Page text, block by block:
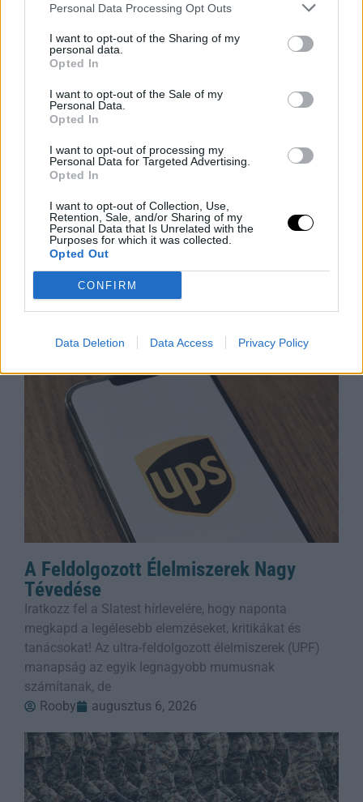
Personal Data Processing Opt Outs
I want to opt-out of the Sharing of my
personal data.
Opted In
I want to opt-out of the Sale of my
Personal Data.
Opted In
I want to opt-out of processing my
Personal Data for Targeted Advertising.
Opted In
I want to opt-out of Collection, Use,
Retention, Sale, and/or Sharing of my
Personal Data that Is Unrelated with the
Purposes for which it was collected.
Opted Out
CONFIRM
Data Deletion Data Access Privacy Policy
Siri AI a Csuklón: Az Apple Watch
Okosabbikra Vált
A Siri logója, balra, és az Apple mesterséges
intelligenciával továbbfejlesztett asszisztensének
vizuális felülete. Apple/Vanessa Hand Orellana/CNET
Rooby
augusztus 6, 2026
A Feldolgozott Élelmiszerek Nagy
Tévedése
Iratkozz fel a Slatest hírlevelére, hogy naponta
megkapd a legélesebb elemzéseket, kritikákat és
tanácsokat! Az ultra-feldolgozott élelmiszerek (UPF)
manapság az egyik legnagyobb mumusnak
számítanak, de
Rooby
augusztus 6, 2026